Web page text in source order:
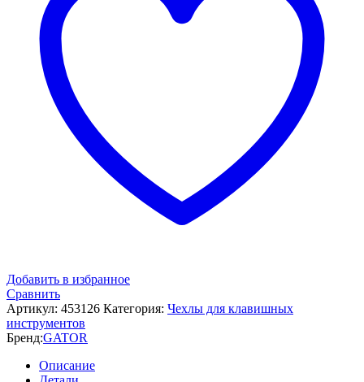
Добавить в избранное
Сравнить
Артикул: 453126 Категория: Чехлы для клавишных
инструментов
Бренд:GATOR
Описание